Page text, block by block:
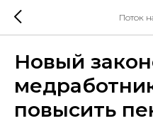
Поток
Новый
повысить